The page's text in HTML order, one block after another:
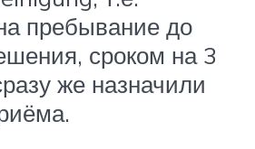
пребывание до
сроком на 3
же назначили